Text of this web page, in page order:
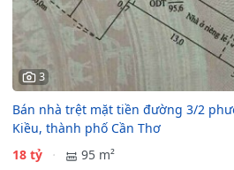
3
Bán nhà trệt mặt tiền đường 3/2
Kiều, thành phố Cần Thơ
18 tỷ
95 m²